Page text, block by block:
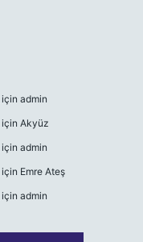
için admin
için Akyüz
için admin
için Emre Ateş
için admin